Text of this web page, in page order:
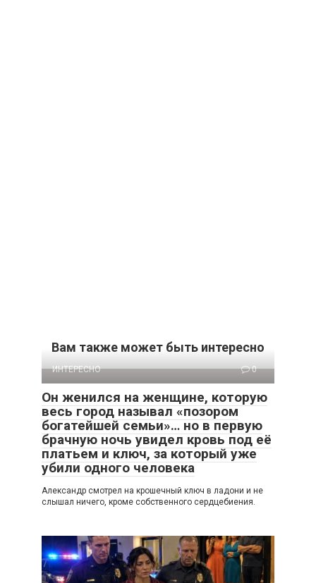
Вам также может быть интересно
ИНТЕРЕСНО 0
Он женился на женщине, которую
весь город называл «позором
богатейшей семьи»… но в первую
брачную ночь увидел кровь под её
платьем и ключ, за который уже
убили одного человека
Александр смотрел на крошечный ключ в ладони и не
слышал ничего, кроме собственного сердцебиения.